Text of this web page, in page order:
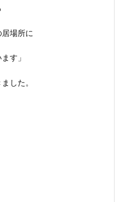
居場所に
す」
した。